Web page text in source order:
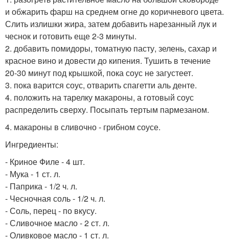
и обжарить фарш на среднем огне до коричневого цвета.
Слить излишки жира, затем добавить нарезанный лук и
чеснок и готовить еще 2-3 минуты.
2. добавить помидоры, томатную пасту, зелень, сахар и
красное вино и довести до кипения. Тушить в течение
20-30 минут под крышкой, пока соус не загустеет.
3. пока варится соус, отварить спагетти аль денте.
4. положить на тарелку макароны, а готовый соус
распределить сверху. Посыпать тертым пармезаном.
4. макароны в сливочно - грибном соусе.
Ингредиенты:
- Криное Филе - 4 шт.
- Мука - 1 ст. л.
- Паприка - 1/2 ч. л.
- Чесночная соль - 1/2 ч. л.
- Соль, перец - по вкусу.
- Сливочное масло - 2 ст. л.
- Оливковое масло - 1 ст. л.